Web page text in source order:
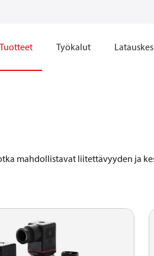
Tuotteet Työkalut
mahdollistavat liitettävyyden ja